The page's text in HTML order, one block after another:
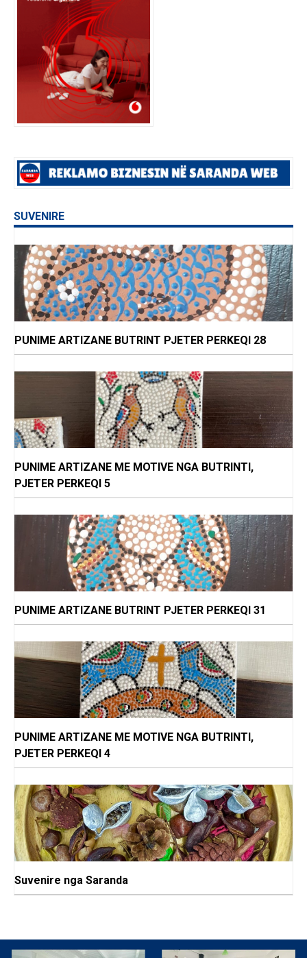
SUVENIRE
PUNIME ARTIZANE BUTRINT PJETER PERKEQI 28
PUNIME ARTIZANE ME MOTIVE NGA BUTRINTI,
PJETER PERKEQI 5
PUNIME ARTIZANE BUTRINT PJETER PERKEQI 31
PUNIME ARTIZANE ME MOTIVE NGA BUTRINTI,
PJETER PERKEQI 4
Suvenire nga Saranda